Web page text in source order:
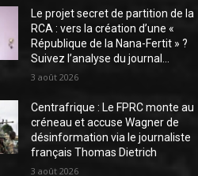
Le projet secret de partition de la
RCA : vers la création d’une «
République de la Nana-Fertit » ?
Suivez l’analyse du journal...
3 août 2026
Centrafrique : Le FPRC monte au
créneau et accuse Wagner de
désinformation via le journaliste
français Thomas Dietrich
3 août 2026